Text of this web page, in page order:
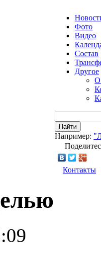
Фото
Видео
Состав
Другое
О
Найти
Например:
Контакты